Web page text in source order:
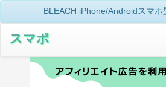
BLEACH iPhone/Androidスマホ
スマポ